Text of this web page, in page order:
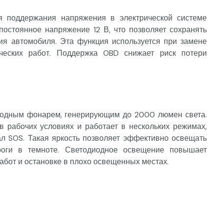
напряжения в электрической системе
напряжение 12 В, что позволяет сохранять
автомобиля. Эта функция используется при замене
работ. Поддержка OBD снижает риск потери
фонарем, генерирующим до 2000 люмен света.
условиях и работает в нескольких режимах,
SOS. Такая яркость позволяет эффективно освещать
в темноте. Светодиодное освещение повышает
и остановке в плохо освещенных местах.